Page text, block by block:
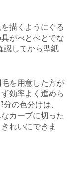
描くようにぐる
がべとべとでな
認してから型紙
を用意した方が
効率よく進めら
の色分けは、
カーブに切った
れいにできま